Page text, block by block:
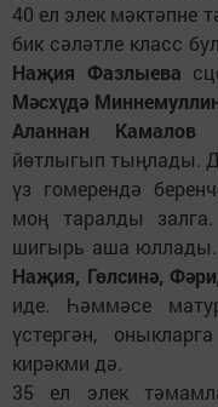
40 ел элек мәктәпне
бик сәләтле класс
Наҗия Фазлыева
Мәсхүдә
Аланнан Камалов
йөтлыгып тыңлады.
үз гомерендә
моң таралды залга.
шигырь аша юллады.
Наҗия, Гөлсинә,
иде. Һәммәсе
үстергән,
кирәкми дә.
35 ел элек